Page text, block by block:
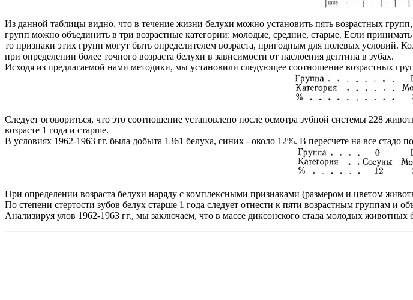
Из данной таблицы видно, что в течение жизни белухи можно установить пять возрастных
групп можно объединить в три возрастные категории: молодые, средние, старые. Если
то признаки этих групп могут быть определителем возраста, пригодным для полевых условий.
при определении более точного возраста белухи в зависимости от наслоения дентина в зубах.
Исходя из предлагаемой нами методики, мы установили следующее соотношение возрастных
Следует оговориться, что это соотношение установлено после осмотра зубной системы 228
возрасте 1 года и старше.
В условиях 1962-1963 гг. была добыта 1361 белуха, синих - около 12%. В пересчете на все
При определении возраста белухи наряду с комплексными признаками (размером и цветом
По степени стертости зубов белух старше 1 года следует отнести к пяти возрастным группам и
Анализируя улов 1962-1963 гг., мы заключаем, что в массе диксонского стада молодых животных